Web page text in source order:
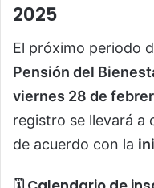
2025
El próximo periodo
Pensión del
viernes 28 de
registro se llevará a
de acuerdo con la